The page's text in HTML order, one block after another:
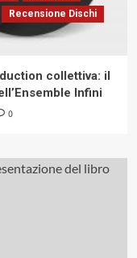
Recensione Dischi
collettiva: il
Infini
0